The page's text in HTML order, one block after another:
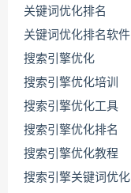
关键词优化排名
关键词优化排名软件
搜索引擎优化
搜索引擎优化培训
搜索引擎优化工具
搜索引擎优化排名
搜索引擎优化教程
搜索引擎关键词优化